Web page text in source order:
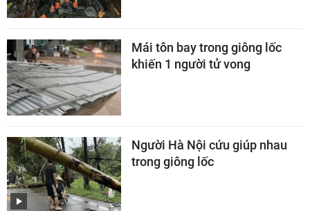
Mái tôn bay trong giông lốc
khiến 1 người tử vong
Người Hà Nội cứu giúp nhau
trong giông lốc